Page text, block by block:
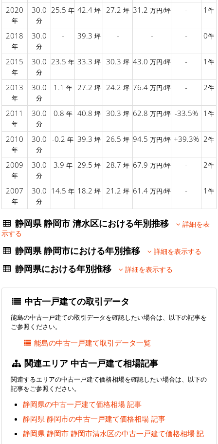
2020
年
30.0
分
25.5 年 42.4 坪 27.2 坪 31.2 万円/坪 - 1 件
2018
年
30.0
分
- 39.3 坪 - - - 0件
2015
年
30.0
分
23.5 年 33.3 坪 30.3 坪 43.0 万円/坪 - 1 件
2013
年
30.0
分
1.1 年 27.2 坪 24.2 坪 76.4 万円/坪 - 2件
2011
年
30.0
分
0.8 年 40.8 坪 30.3 坪 62.8 万円/坪 -33.5% 1 件
2010
年
30.0
分
-0.2 年 39.3 坪 26.5 坪 94.5 万円/坪 +39.3% 2件
2009
年
30.0
分
3.9 年 29.5 坪 28.7 坪 67.9 万円/坪 - 2件
2007
年
30.0
分
14.5 年 18.2 坪 21.2 坪 61.4 万円/坪 - 1 件
静岡県 静岡市 清水区における年別推移
詳細を表
示する
静岡県 静岡市における年別推移 詳細を表示する
静岡県における年別推移 詳細を表示する
中古一戸建ての取引データ
能島の中古一戸建ての取引データを確認したい場合は、以下の記事を
ご参照ください。
能島の中古一戸建て取引データ一覧
関連エリア 中古一戸建て相場記事
関連するエリアの中古一戸建て価格相場を確認したい場合は、以下の
記事をご参照ください。
静岡県の中古一戸建て価格相場 記事
静岡県 静岡市の中古一戸建て価格相場 記事
静岡県 静岡市 静岡市清水区の中古一戸建て価格相場 記